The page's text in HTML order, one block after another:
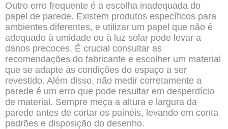
Outro erro frequente é a escolha inadequada do
papel de parede. Existem produtos específicos para
ambientes diferentes, e utilizar um papel que não é
adequado à umidade ou à luz solar pode levar a
danos precoces. É crucial consultar as
recomendações do fabricante e escolher um material
que se adapte às condições do espaço a ser
revestido. Além disso, não medir corretamente a
parede é um erro que pode resultar em desperdício
de material. Sempre meça a altura e largura da
parede antes de cortar os painéis, levando em conta
padrões e disposição do desenho.